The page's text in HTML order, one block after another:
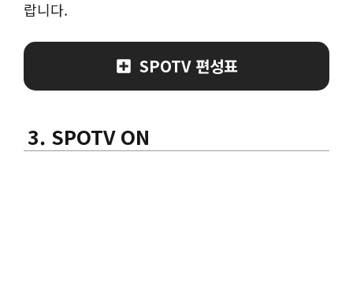
랍니다.
SPOTV 편성표
3. SPOTV ON